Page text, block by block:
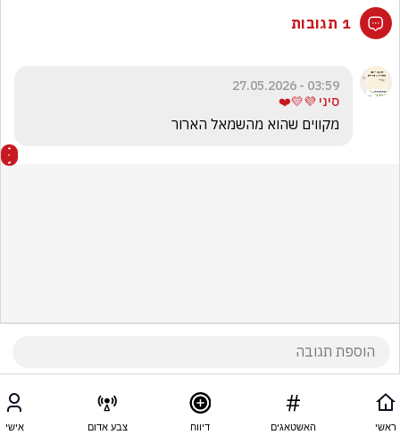
1 תגובות
03:59 - 27.05.2026
סיני 💜💛❤️
מקווים שהוא מהשמאל הארור
ראשי האשטאגים דיווח צבע אדום אישי